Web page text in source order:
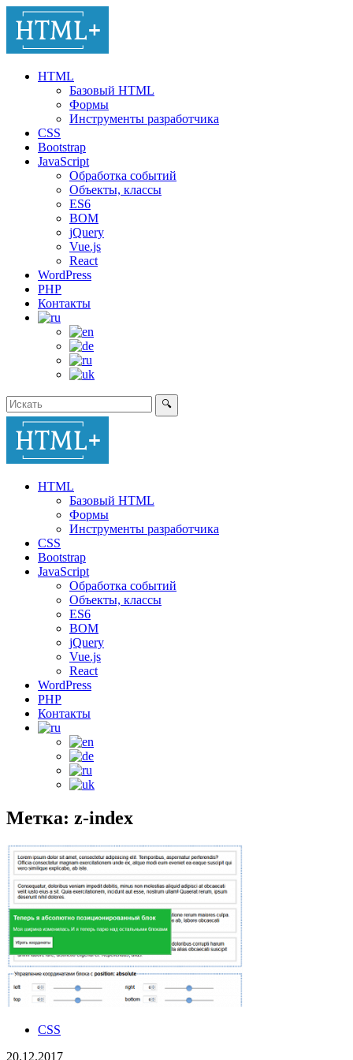
HTML
Базовый HTML
Формы
Инструменты разработчика
CSS
Bootstrap
JavaScript
Обработка событий
Объекты, классы
ES6
BOM
jQuery
Vue.js
React
WordPress
PHP
Контакты
🔍
HTML
Базовый HTML
Формы
Инструменты разработчика
CSS
Bootstrap
JavaScript
Обработка событий
Объекты, классы
ES6
BOM
jQuery
Vue.js
React
WordPress
PHP
Контакты
Метка: z-index
CSS
20.12.2017